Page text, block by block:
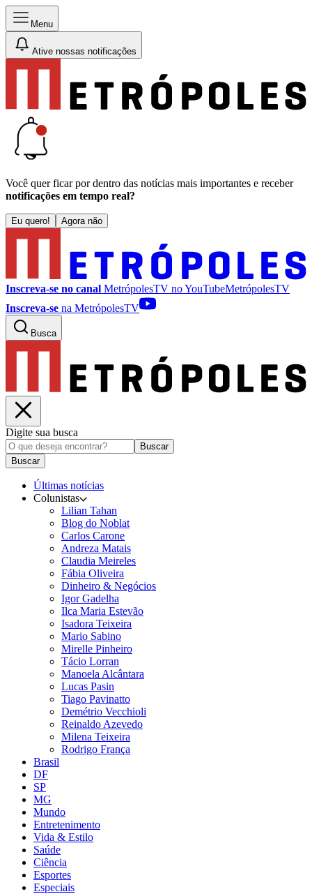
Menu
Ative nossas notificações
Você quer ficar por dentro das notícias mais importantes e receber
notificações em tempo real?
Eu quero! Agora não
Inscreva-se no canal MetrópolesTV noYouTubeMetrópolesTV
Inscreva-se na MetrópolesTV
Busca
Digite sua busca
Buscar
Buscar
Últimas notícias
Colunistas
Lilian Tahan
Blog do Noblat
Carlos Carone
Andreza Matais
Claudia Meireles
Fábia Oliveira
Dinheiro & Negócios
Igor Gadelha
Ilca Maria Estevão
Isadora Teixeira
Mario Sabino
Mirelle Pinheiro
Tácio Lorran
Manoela Alcântara
Lucas Pasin
Tiago Pavinatto
Demétrio Vecchioli
Reinaldo Azevedo
Milena Teixeira
Rodrigo França
Brasil
DF
SP
MG
Mundo
Entretenimento
Vida & Estilo
Saúde
Ciência
Esportes
Especiais